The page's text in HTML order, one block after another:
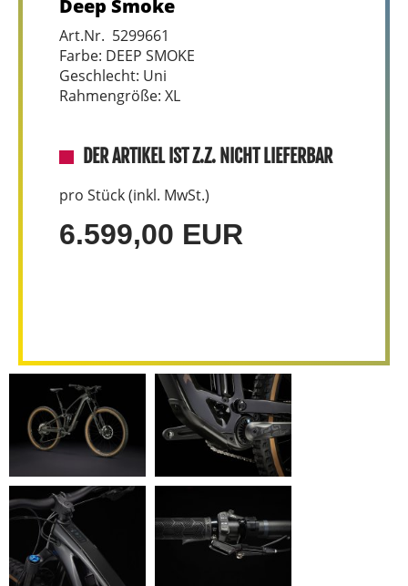
Deep Smoke
Art.Nr. 5299661
Farbe: DEEP SMOKE
Geschlecht: Uni
Rahmengröße: XL
DER ARTIKEL IST Z.Z. NICHT LIEFERBAR
pro Stück (inkl. MwSt.)
6.599,00 EUR